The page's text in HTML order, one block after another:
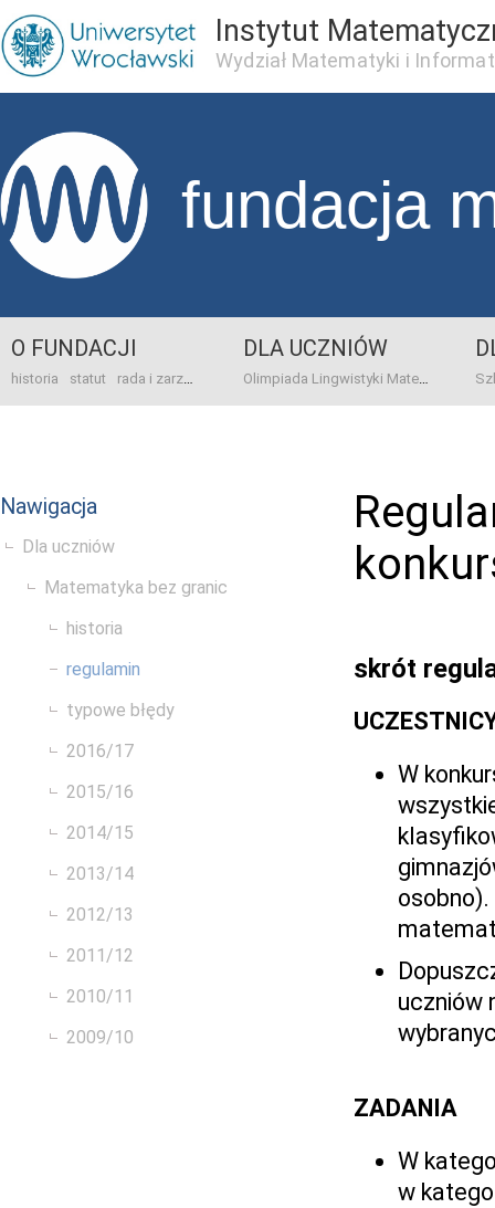
Instytut
Wydział Matematyki i
fundacja
O FUNDACJI
historia statut rada i zarząd dane bankowo-adresowe kontakt
DLA UCZNIÓW
Olimpiada Lingwistyki Matematycznej
Nawigacja
Dla uczniów
Matematyka bez granic
historia
regulamin
typowe błędy
2016/17
2015/16
2014/15
2013/14
2012/13
2011/12
2010/11
2009/10
skrót
W
uczniów
ZADANIA
W
w